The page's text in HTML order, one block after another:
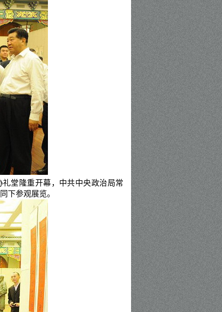
堂隆重开幕，中共中央政治局常
下参观展览。